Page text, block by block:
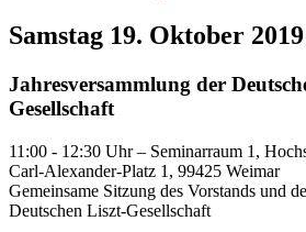
Samstag 19. Oktober 2019
Jahresversammlung der
Gesellschaft
11:00 - 12:30 Uhr – Seminarraum 1,
Carl-Alexander-Platz 1, 99425 Weimar
Gemeinsame Sitzung des Vorstands und
Deutschen Liszt-Gesellschaft